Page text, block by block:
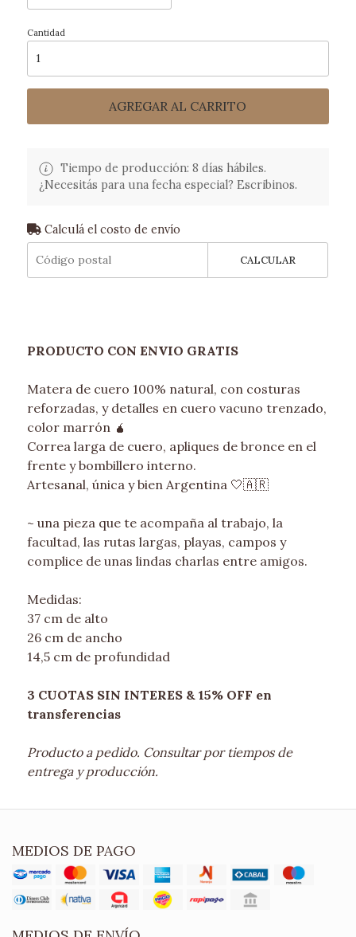
Cantidad
AGREGAR AL CARRITO
Tiempo de producción: 8 días hábiles.
¿Necesitás para una fecha especial? Escribinos.
Calculá el costo de envío
CALCULAR
PRODUCTO CON ENVIO GRATIS
Matera de cuero 100% natural, con costuras
reforzadas, y detalles en cuero vacuno trenzado,
color marrón 🧉
Correa larga de cuero, apliques de bronce en el
frente y bombillero interno.
Artesanal, única y bien Argentina 🤍🇦🇷
~ una pieza que te acompaña al trabajo, la
facultad, las rutas largas, playas, campos y
complice de unas lindas charlas entre amigos.
Medidas:
37 cm de alto
26 cm de ancho
14,5 cm de profundidad
3 CUOTAS SIN INTERES & 15% OFF en
transferencias
Producto a pedido. Consultar por tiempos de
entrega y producción.
MEDIOS DE PAGO